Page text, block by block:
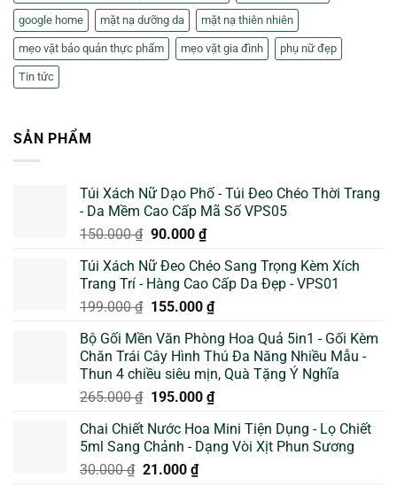
google home mặt nạ dưỡng da mặt nạ thiên nhiên
mẹo vặt bảo quản thực phẩm mẹo vặt gia đình phụ nữ đẹp
Tin tức
SẢN PHẨM
Túi Xách Nữ Dạo Phố - Túi Đeo Chéo Thời Trang
- Da Mềm Cao Cấp Mã Số VPS05
150.000₫ Giá
là:
150.000 ₫.
90.000 ₫Giá
tại
là:
90.000 ₫.
Túi Xách Nữ Đeo Chéo Sang Trọng Kèm Xích
Trang Trí - Hàng Cao Cấp Da Đẹp - VPS01
199.000₫ Giá
là:
199.000 ₫.
155.000 ₫Giá
tại
là:
155.000 ₫.
Bộ Gối Mền Văn Phòng Hoa Quả 5in1 - Gối Kèm
Chăn Trái Cây Hình Thú Đa Năng Nhiều Mẫu -
Thun 4 chiều siêu mịn, Quà Tặng Ý Nghĩa
265.000₫ Giá
là:
265.000 ₫.
195.000 ₫Giá
tại
là:
Chai Chiết Nước Hoa Mini Tiện Dụng - Lọ Chiết
5ml Sang Chảnh - Dạng Vòi Xịt Phun Sương
30.000₫ Giá
21.000 ₫Giá